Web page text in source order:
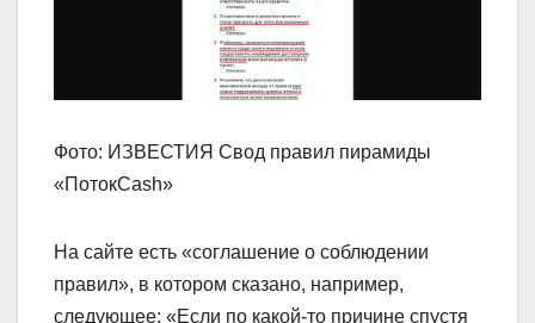
Фото: ИЗВЕСТИЯ Свод правил пирамиды
«ПотокCash»
На сайте есть «соглашение о соблюдении
правил», в котором сказано, например,
следующее: «Если по какой-то причине спустя